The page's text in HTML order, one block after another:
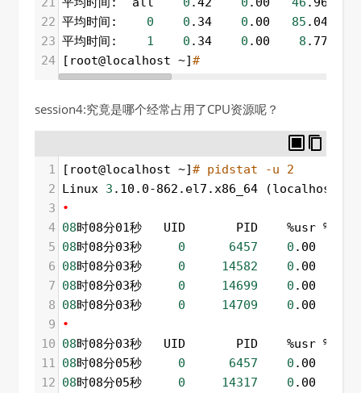
22 平均时间: 0 0 .34 0 .00 85 .04
23 平均时间: 1 0 .34 0 .00 8 .77
24
[root@localhost ~]#
session4:究竟是哪个经常占用了CPU资源呢？
1 [root@localhost ~]# pidstat -u 2
2 Linux 3 .10.0-862.el7.x86_64
3
•
4 08时08分01秒   UID       PID    %usr
5 08时08分03秒 0 6457 0 .00
6 08时08分03秒 0 14582 0 .00
7 08时08分03秒 0 14699 0 .00
8 08时08分03秒 0 14709 0 .00
9
•
10 08时08分03秒   UID       PID    %usr
11 08时08分05秒 0 6457 0 .00
12 08时08分05秒 0 14317 0 .00